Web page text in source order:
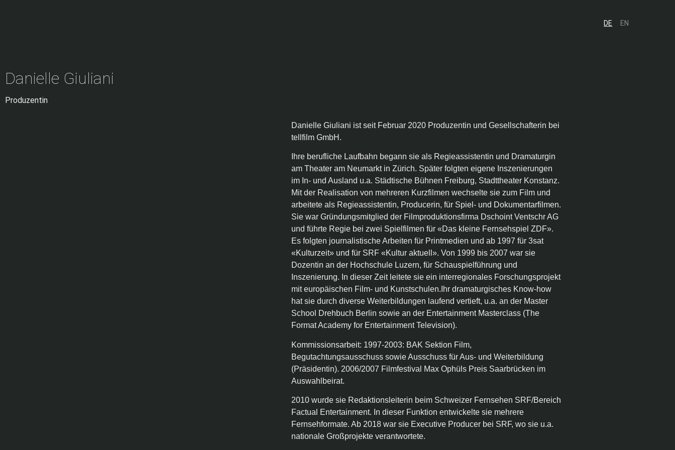
DE EN
Danielle Giuliani
Produzentin
Danielle Giuliani ist seit Februar 2020 Produzentin und Gesellschafterin bei
tellfilm GmbH.
Ihre berufliche Laufbahn begann sie als Regieassistentin und Dramaturgin
am Theater am Neumarkt in Zürich. Später folgten eigene Inszenierungen
im In- und Ausland u.a. Städtische Bühnen Freiburg, Stadttheater Konstanz.
Mit der Realisation von mehreren Kurzfilmen wechselte sie zum Film und
arbeitete als Regieassistentin, Producerin, für Spiel- und Dokumentarfilmen.
Sie war Gründungsmitglied der Filmproduktionsfirma Dschoint Ventschr AG
und führte Regie bei zwei Spielfilmen für «Das kleine Fernsehspiel ZDF».
Es folgten journalistische Arbeiten für Printmedien und ab 1997 für 3sat
«Kulturzeit» und für SRF «Kultur aktuell». Von 1999 bis 2007 war sie
Dozentin an der Hochschule Luzern, für Schauspielführung und
Inszenierung. In dieser Zeit leitete sie ein interregionales Forschungsprojekt
mit europäischen Film- und Kunstschulen.Ihr dramaturgisches Know-how
hat sie durch diverse Weiterbildungen laufend vertieft, u.a. an der Master
School Drehbuch Berlin sowie an der Entertainment Masterclass (The
Format Academy for Entertainment Television).
Kommissionsarbeit: 1997-2003: BAK Sektion Film,
Begutachtungsausschuss sowie Ausschuss für Aus- und Weiterbildung
(Präsidentin). 2006/2007 Filmfestival Max Ophüls Preis Saarbrücken im
Auswahlbeirat.
2010 wurde sie Redaktionsleiterin beim Schweizer Fernsehen SRF/Bereich
Factual Entertainment. In dieser Funktion entwickelte sie mehrere
Fernsehformate. Ab 2018 war sie Executive Producer bei SRF, wo sie u.a.
nationale Großprojekte verantwortete.